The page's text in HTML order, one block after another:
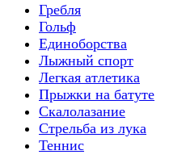
Гребля
Гольф
Единоборства
Лыжный спорт
Легкая атлетика
Прыжки на батуте
Скалолазание
Стрельба из лука
Теннис